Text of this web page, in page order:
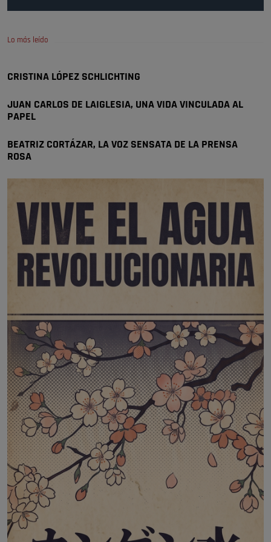
Pozuelo de Alarcón
Pozuelo de Alarcón
Lo más leído
CRISTINA LÓPEZ SCHLICHTING
JUAN CARLOS DE LAIGLESIA, UNA VIDA VINCULADA AL
PAPEL
BEATRIZ CORTÁZAR, LA VOZ SENSATA DE LA PRENSA
ROSA